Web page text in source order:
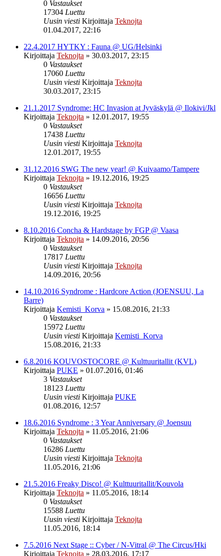
0 Vastaukset
17304 Luettu
Uusin viesti Kirjoittaja Teknojta
01.04.2017, 22:16
22.4.2017 HYTKY : Fauna @ UG/Helsinki
Kirjoittaja Teknojta » 30.03.2017, 23:15
0 Vastaukset
17060 Luettu
Uusin viesti Kirjoittaja Teknojta
30.03.2017, 23:15
21.1.2017 Syndrome: HC Invasion at Jyväskylä @ Ilokivi/Jkl
Kirjoittaja Teknojta » 12.01.2017, 19:55
0 Vastaukset
17438 Luettu
Uusin viesti Kirjoittaja Teknojta
12.01.2017, 19:55
31.12.2016 SWG The new year! @ Kuivaamo/Tampere
Kirjoittaja Teknojta » 19.12.2016, 19:25
0 Vastaukset
16656 Luettu
Uusin viesti Kirjoittaja Teknojta
19.12.2016, 19:25
8.10.2016 Concha & Hardstage by FGP @ Vaasa
Kirjoittaja Teknojta » 14.09.2016, 20:56
0 Vastaukset
17817 Luettu
Uusin viesti Kirjoittaja Teknojta
14.09.2016, 20:56
14.10.2016 Syndrome : Hardcore Action (JOENSUU, La
Barre)
Kirjoittaja Kemisti_Korva » 15.08.2016, 21:33
0 Vastaukset
15972 Luettu
Uusin viesti Kirjoittaja Kemisti_Korva
15.08.2016, 21:33
6.8.2016 KOUVOSTOCORE @ Kulttuuritallit (KVL)
Kirjoittaja PUKE » 01.07.2016, 01:46
3 Vastaukset
18123 Luettu
Uusin viesti Kirjoittaja PUKE
01.08.2016, 12:57
18.6.2016 Syndrome : 3 Year Anniversary @ Joensuu
Kirjoittaja Teknojta » 11.05.2016, 21:06
0 Vastaukset
16286 Luettu
Uusin viesti Kirjoittaja Teknojta
11.05.2016, 21:06
21.5.2016 Freaky Disco! @ Kulttuuritallit/Kouvola
Kirjoittaja Teknojta » 11.05.2016, 18:14
0 Vastaukset
15588 Luettu
Uusin viesti Kirjoittaja Teknojta
11.05.2016, 18:14
7.5.2016 Next Stage :: Cyber / N-Vitral @ The Circus/Hki
Kirjoittaja Teknojta » 28.03.2016, 17:17